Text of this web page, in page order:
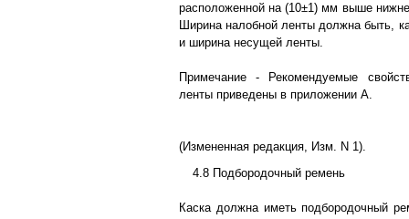
расположенной на (10±1) мм выше
Ширина налобной ленты должна быть,
и ширина несущей ленты.
Примечание - Рекомендуемые
ленты приведены в приложении А.
(Измененная редакция, Изм. N 1).
4.8 Подбородочный ремень
Каска должна иметь подбородочный